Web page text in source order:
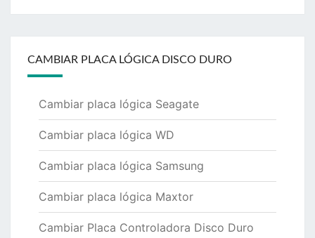
CAMBIAR PLACA LÓGICA DISCO DURO
Cambiar placa lógica Seagate
Cambiar placa lógica WD
Cambiar placa lógica Samsung
Cambiar placa lógica Maxtor
Cambiar Placa Controladora Disco Duro